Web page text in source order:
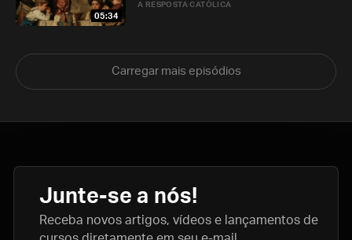
05:34
A RESPOSTA CATÓLICA
Carregar mais episódios
Junte-se a nós!
Receba novos artigos, vídeos e lançamentos de